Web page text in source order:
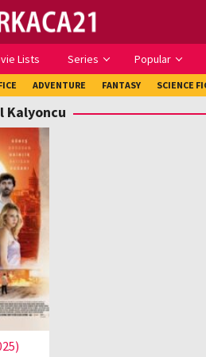
Lists Series Popular
ADVENTURE FANTASY SCIENCE
Kalyoncu